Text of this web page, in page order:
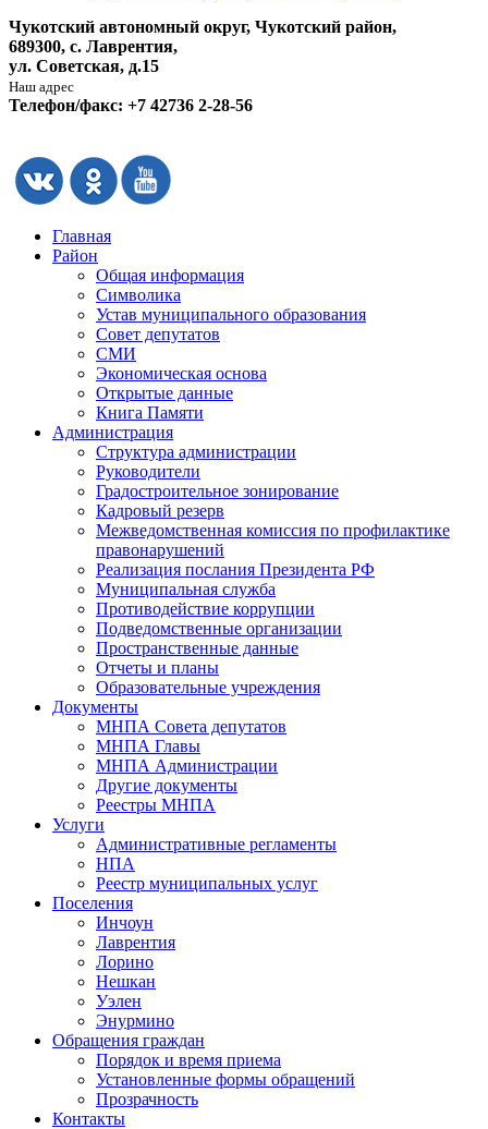
Чукотский автономный округ, Чукотский район,
689300, с. Лаврентия,
ул. Советская, д.15
Наш адрес
Телефон/факс: +7 42736 2-28-56
Главная
Район
Общая информация
Символика
Устав муниципального образования
Совет депутатов
СМИ
Экономическая основа
Открытые данные
Книга Памяти
Администрация
Структура администрации
Руководители
Градостроительное зонирование
Кадровый резерв
Межведомственная комиссия по профилактике
правонарушений
Реализация послания Президента РФ
Муниципальная служба
Противодействие коррупции
Подведомственные организации
Пространственные данные
Отчеты и планы
Образовательные учреждения
Документы
МНПА Совета депутатов
МНПА Главы
МНПА Администрации
Другие документы
Реестры МНПА
Услуги
Административные регламенты
НПА
Реестр муниципальных услуг
Поселения
Инчоун
Лаврентия
Лорино
Нешкан
Уэлен
Энурмино
Обращения граждан
Порядок и время приема
Установленные формы обращений
Прозрачность
Контакты